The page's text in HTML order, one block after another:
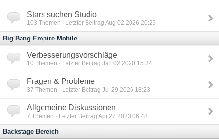
Stars suchen Studio
103 Themen · Letzter Beitrag Aug 02 2026 20:29
Big Bang Empire Mobile
Verbesserungsvorschläge
10 Themen · Letzter Beitrag Jan 02 2020 15:34
Fragen & Probleme
37 Themen · Letzter Beitrag Jul 29 2026 18:23
Allgemeine Diskussionen
7 Themen · Letzter Beitrag Apr 27 2023 06:48
Backstage Bereich